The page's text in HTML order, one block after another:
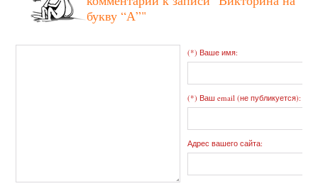
букву “А”"
(*) Ваше имя:
(*) Ваш email (не публикуется):
Адрес вашего сайта: